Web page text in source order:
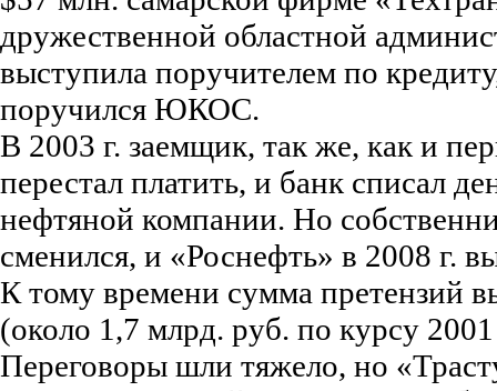
дружественной областной
выступила поручителем по
поручился ЮКОС.
В 2003 г. заемщик, так же, как и
перестал платить, и банк списал
нефтяной компании. Но
сменился, и «Роснефть» в 2008 г.
К тому времени сумма претензий
(около 1,7 млрд. руб. по курсу
Переговоры шли тяжело, но